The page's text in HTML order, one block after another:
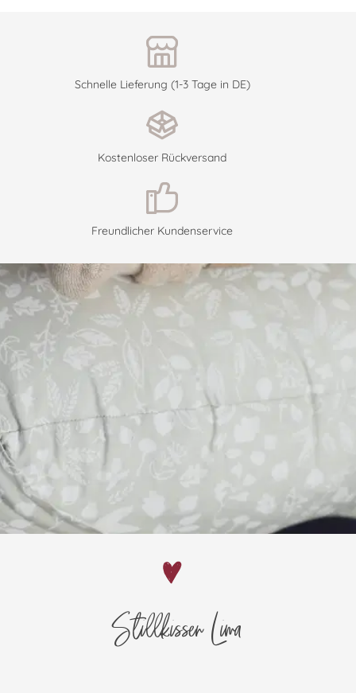
Schnelle Lieferung (1-3 Tage in DE)
Kostenloser Rückversand
Freundlicher Kundenservice
Stillkissen Lima